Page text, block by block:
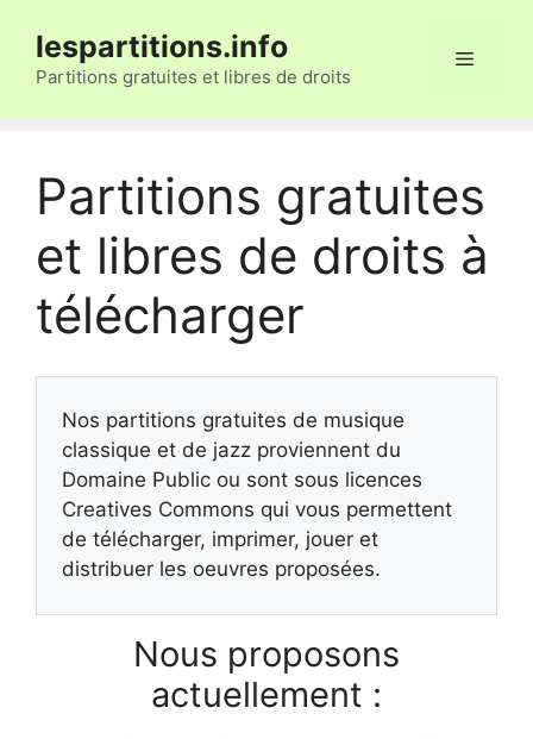
contenu
lespartitions.info
Partitions gratuites et libres de droits
Menu
Partitions gratuites
et libres de droits à
télécharger
Nos partitions gratuites de musique
classique et de jazz proviennent du
Domaine Public ou sont sous licences
Creatives Commons qui vous permettent
de télécharger, imprimer, jouer et
distribuer les oeuvres proposées.
Nous proposons
actuellement :